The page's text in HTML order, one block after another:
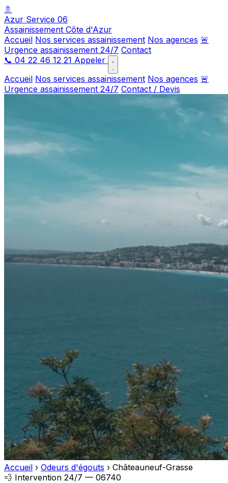
🚿
Azur Service 06
Assainissement Côte d'Azur
Accueil Nos services assainissement Nos agences 🚨
Urgence assainissement 24/7 Contact
📞 04 22 46 12 21 Appeler
Accueil Nos services assainissement Nos agences 🚨
Urgence assainissement 24/7 Contact / Devis
Accueil › Odeurs d'égouts › Châteauneuf-Grasse
💨 Intervention 24/7 — 06740